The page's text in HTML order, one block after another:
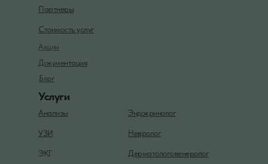
Услуги
Акции
Документация
Блог
ЭКГ
УЗИ
Анализы
Дерматологовенеролог
Невролог
Эндокринолог
Стоимость услуг
Партнеры